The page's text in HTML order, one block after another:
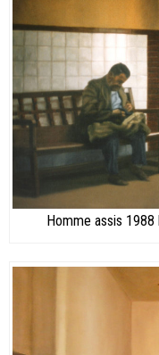
Homme assis